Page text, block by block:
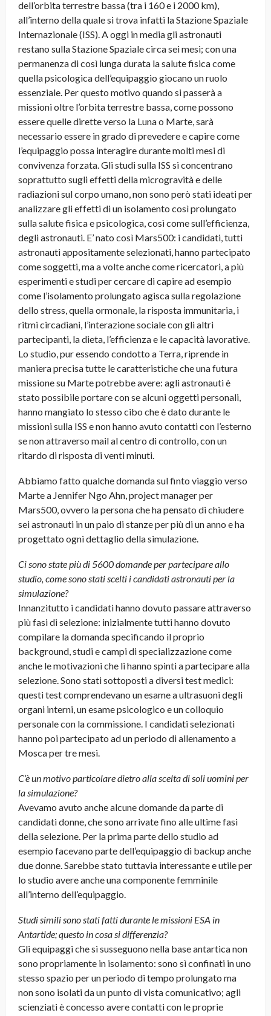
dell’orbita terrestre bassa (tra i 160 e i 2000 km),
all’interno della quale si trova infatti la Stazione Spaziale
Internazionale (ISS). A oggi in media gli astronauti
restano sulla Stazione Spaziale circa sei mesi; con una
permanenza di così lunga durata la salute fisica come
quella psicologica dell’equipaggio giocano un ruolo
essenziale. Per questo motivo quando si passerà a
missioni oltre l’orbita terrestre bassa, come possono
essere quelle dirette verso la Luna o Marte, sarà
necessario essere in grado di prevedere e capire come
l’equipaggio possa interagire durante molti mesi di
convivenza forzata. Gli studi sulla ISS si concentrano
soprattutto sugli effetti della microgravità e delle
radiazioni sul corpo umano, non sono però stati ideati per
analizzare gli effetti di un isolamento così prolungato
sulla salute fisica e psicologica, così come sull’efficienza,
degli astronauti. E’ nato così Mars500: i candidati, tutti
astronauti appositamente selezionati, hanno partecipato
come soggetti, ma a volte anche come ricercatori, a più
esperimenti e studi per cercare di capire ad esempio
come l’isolamento prolungato agisca sulla regolazione
dello stress, quella ormonale, la risposta immunitaria, i
ritmi circadiani, l’interazione sociale con gli altri
partecipanti, la dieta, l’efficienza e le capacità lavorative.
Lo studio, pur essendo condotto a Terra, riprende in
maniera precisa tutte le caratteristiche che una futura
missione su Marte potrebbe avere: agli astronauti è
stato possibile portare con se alcuni oggetti personali,
hanno mangiato lo stesso cibo che è dato durante le
missioni sulla ISS e non hanno avuto contatti con l’esterno
se non attraverso mail al centro di controllo, con un
ritardo di risposta di venti minuti.
Abbiamo fatto qualche domanda sul finto viaggio verso
Marte a Jennifer Ngo Ahn, project manager per
Mars500, ovvero la persona che ha pensato di chiudere
sei astronauti in un paio di stanze per più di un anno e ha
progettato ogni dettaglio della simulazione.
Ci sono state più di 5600 domande per partecipare allo
studio, come sono stati scelti i candidati astronauti per la
simulazione?
Innanzitutto i candidati hanno dovuto passare attraverso
più fasi di selezione: inizialmente tutti hanno dovuto
compilare la domanda specificando il proprio
background, studi e campi di specializzazione come
anche le motivazioni che li hanno spinti a partecipare alla
selezione. Sono stati sottoposti a diversi test medici:
questi test comprendevano un esame a ultrasuoni degli
organi interni, un esame psicologico e un colloquio
personale con la commissione. I candidati selezionati
hanno poi partecipato ad un periodo di allenamento a
Mosca per tre mesi.
C’è un motivo particolare dietro alla scelta di soli uomini per
la simulazione?
Avevamo avuto anche alcune domande da parte di
candidati donne, che sono arrivate fino alle ultime fasi
della selezione. Per la prima parte dello studio ad
esempio facevano parte dell’equipaggio di backup anche
due donne. Sarebbe stato tuttavia interessante e utile per
lo studio avere anche una componente femminile
all’interno dell’equipaggio.
Studi simili sono stati fatti durante le missioni ESA in
Antartide; questo in cosa si differenzia?
Gli equipaggi che si susseguono nella base antartica non
sono propriamente in isolamento: sono sì confinati in uno
stesso spazio per un periodo di tempo prolungato ma
non sono isolati da un punto di vista comunicativo; agli
scienziati è concesso avere contatti con le proprie